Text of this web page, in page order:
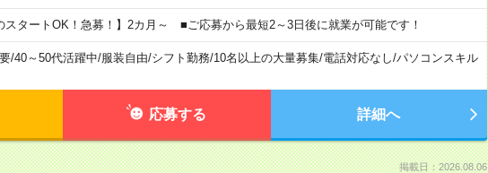
スタートOK！急募！】2カ月～ ■ご応募から最短2～3日後に就業が可能です！
/40～50代活躍中/服装自由/シフト勤務/10名以上の大量募集/電話対応なし/パソコンスキル
応募する 詳細へ
掲載日：2026.08.06